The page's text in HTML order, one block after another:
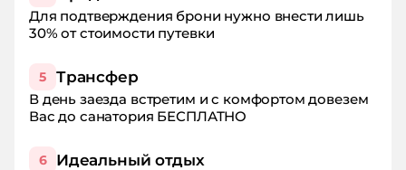
Для подтверждения брони нужно внести лишь
30% от стоимости путевки
5 Трансфер
В день заезда встретим и с комфортом довезем
Вас до санатория БЕСПЛАТНО
6 Идеальный отдых